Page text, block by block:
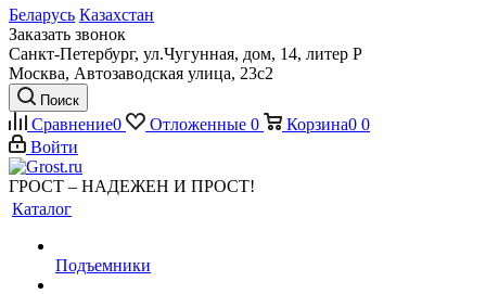
Беларусь Казахстан
Заказать звонок
Санкт-Петербург, ул.Чугунная, дом, 14, литер Р
Москва, Автозаводская улица, 23с2
Поиск
Сравнение0 Отложенные 0 Корзина0 0
Войти
ГРОСТ – НАДЕЖЕН И ПРОСТ!
Каталог
Подъемники